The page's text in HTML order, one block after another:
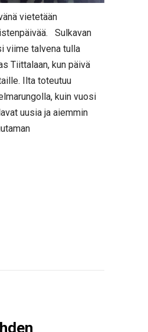
vietetään
Sulkavan
viime talvena tulla
Tiittalaan, kun päivä
Ilta toteutuu
kuin vuosi
uusia ja aiemmin